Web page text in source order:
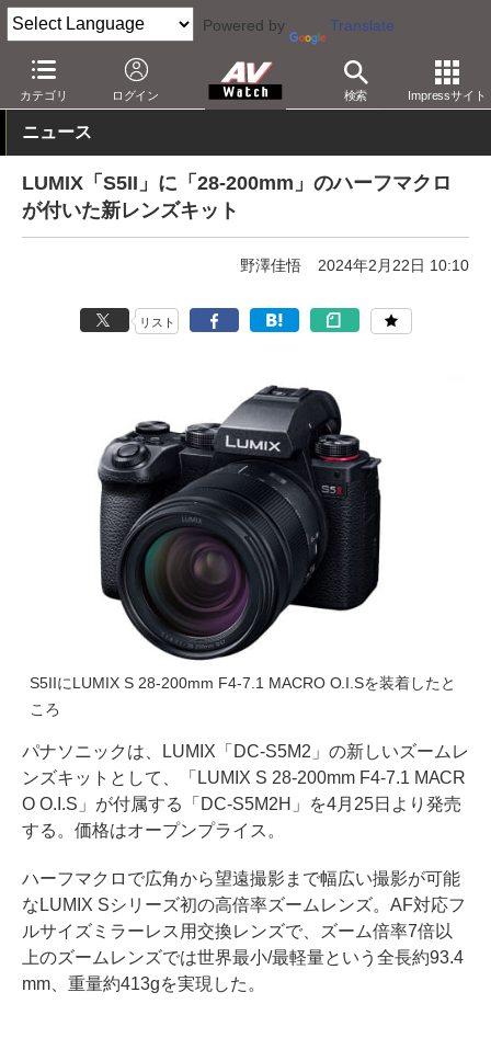
Powered by Translate
カテゴリ ログイン 検索 Impressサイト
AV Watch 製品 デジタルカメラ パナソニック
ニュース
LUMIX「S5II」に「28-200mm」のハーフマクロ
が付いた新レンズキット
野澤佳悟 2024年2月22日 10:10
リスト
S5IIにLUMIX S 28-200mm F4-7.1 MACRO O.I.Sを装着したと
ころ
パナソニックは、LUMIX「DC-S5M2」の新しいズームレ
ンズキットとして、「LUMIX S 28-200mm F4-7.1 MACR
O O.I.S」が付属する「DC-S5M2H」を4月25日より発売
する。価格はオープンプライス。
ハーフマクロで広角から望遠撮影まで幅広い撮影が可能
なLUMIX Sシリーズ初の高倍率ズームレンズ。AF対応フ
ルサイズミラーレス用交換レンズで、ズーム倍率7倍以
上のズームレンズでは世界最小/最軽量という全長約93.4
mm、重量約413gを実現した。